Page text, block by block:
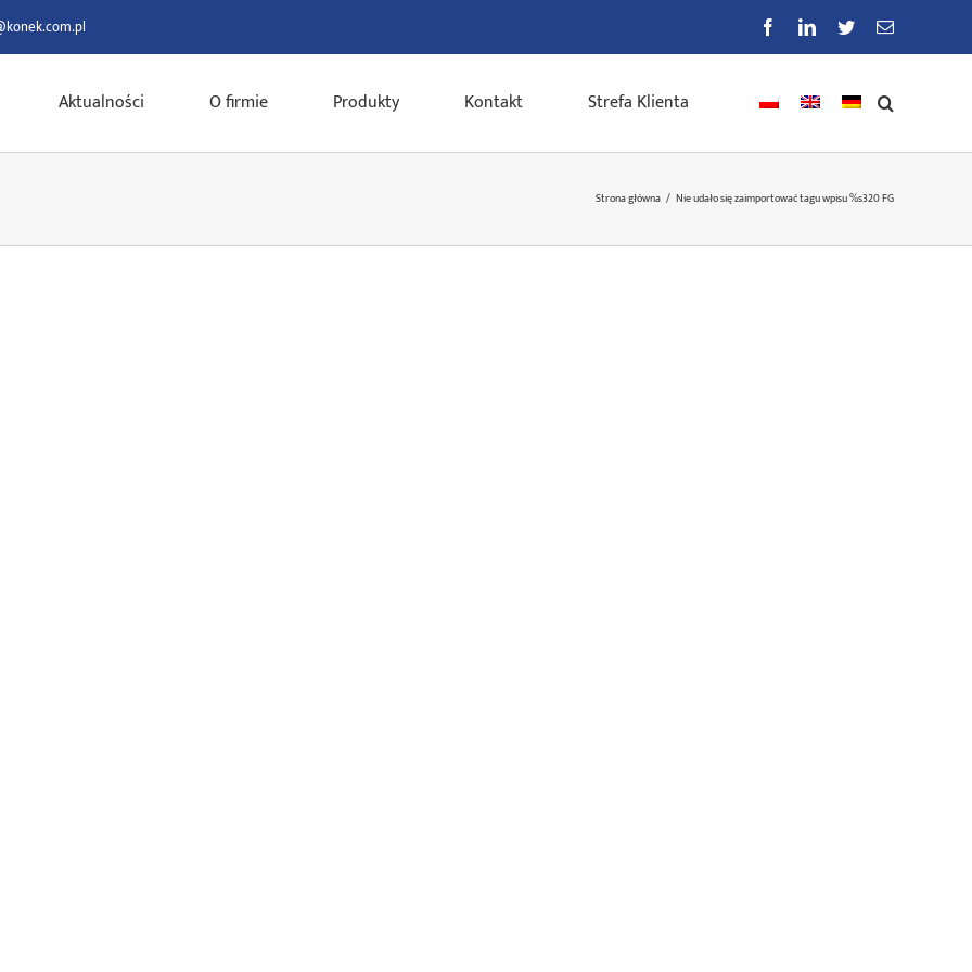
FacebookLinkedIn
TwitterE-
Aktualności O firmie Produkty Kontakt Strefa Klienta
Strona główna / Nie udało się zaimportować tagu wpisu %s320 FG